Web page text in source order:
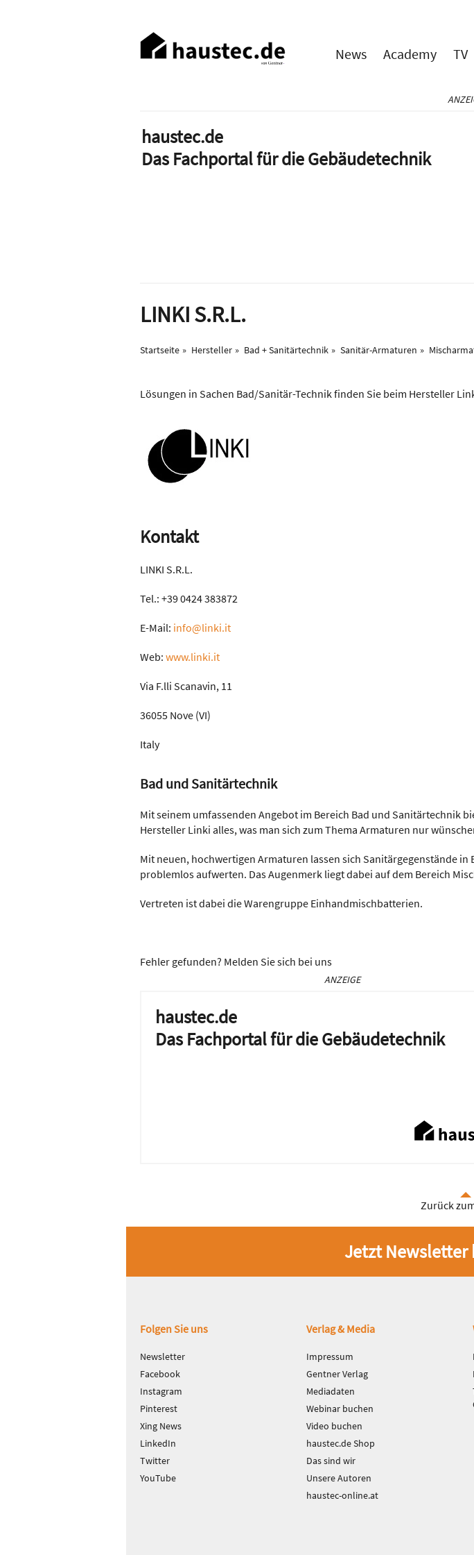
Haupt-
Navigation
News Academy TV
haustec.de
Das Fachportal für die Gebäudetechnik
LINKI S.R.L.
Startseite Hersteller Bad + Sanitärtechnik Sanitär-Armaturen
Lösungen in Sachen Bad/Sanitär-Technik finden Sie beim Hersteller
Kontakt
LINKI S.R.L.
Tel.: +39 0424 383872
E-Mail: info@linki.it
Web: www.linki.it
Via F.lli Scanavin, 11
36055 Nove (VI)
Italy
Bad und Sanitärtechnik
Mit seinem umfassenden Angebot im Bereich Bad und Sanitärtechnik
Hersteller Linki alles, was man sich zum Thema Armaturen nur
Mit neuen, hochwertigen Armaturen lassen sich Sanitärgegenstände in
problemlos aufwerten. Das Augenmerk liegt dabei auf dem Bereich
Vertreten ist dabei die Warengruppe Einhandmischbatterien.
Fehler gefunden? Melden Sie sich bei uns
ANZEIGE
haustec.de
Das Fachportal für die Gebäudetechnik
Zurück
Jetzt Newsletter
Fußbereich
Folgen Sie uns
Newsletter
Facebook
Instagram
Pinterest
Xing News
LinkedIn
Twitter
YouTube
Verlag & Media
Impressum
Gentner Verlag
Mediadaten
Webinar buchen
Video buchen
haustec.de Shop
Das sind wir
Unsere Autoren
haustec-online.at